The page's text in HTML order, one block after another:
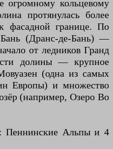
огромному кольцевому
протянулась более
границе. По
(Дранс-де-Бань) —
от ледников Гранд
долины — крупное
(одна из самых
Европы) и множество
(например, Озеро Во
Пеннинские Альпы и 4